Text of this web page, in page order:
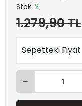
Stok: 2
1.279,90 TL
Sepetteki Fiyat